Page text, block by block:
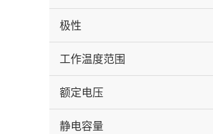
极性
工作温度范围
额定电压
静电容量